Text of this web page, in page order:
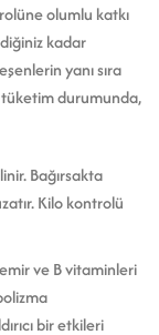
olumlu katkı
kadar
yanı sıra
tüketim durumunda,
Bağırsakta
Kilo kontrolü
ve B vitaminleri
bir etkileri